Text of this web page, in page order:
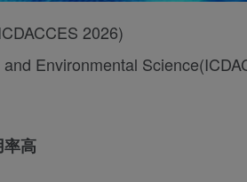
2026)
Environmental
高